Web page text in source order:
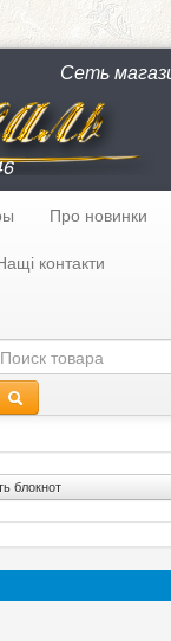
Сеть
Про новинки
контакти
блокнот